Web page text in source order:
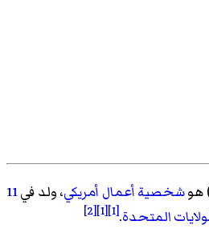
هوشخصية أعمال أمريكي، ولد في11
المتحدة.
[1]
[1]
[2]